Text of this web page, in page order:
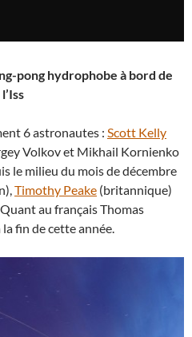
pong hydrophobe à bord de
l’Iss
6 astronautes : Scott Kelly
Volkov et Mikhail Kornienko
le milieu du mois de décembre
Timothy Peake (britannique)
au françaisThomas
la fin de cette année.